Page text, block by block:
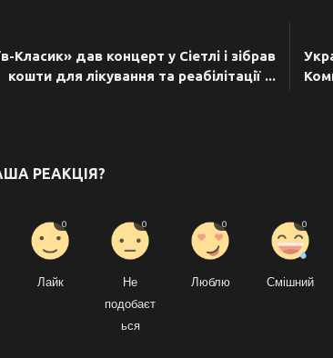
Класик» дав концерт у Сіетлі і зібрав
кошти для лікування та реабілітації ...
РЕАКЦІЯ?
Лайк
0
Не
подобаєт
ься
0
Люблю
0
Смішний
0